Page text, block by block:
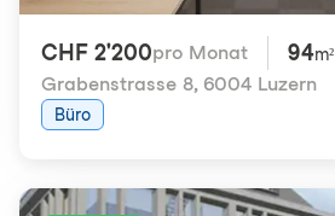
CHF 2'200pro Monat 94m²
Grabenstrasse 8, 6004 Luzern
Büro